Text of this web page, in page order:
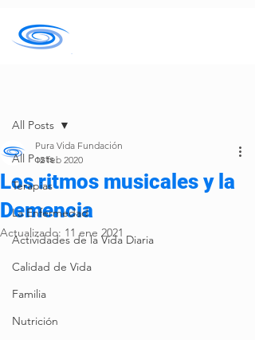
All Posts
Terapias
La Enfermedad
Actividades de la Vida Diaria
Calidad de Vida
Familia
Nutrición
All Posts
Los ritmos musicales y la
Demencia
Pura Vida Fundación
12 feb 2020
Actualizado: 11 ene 2021